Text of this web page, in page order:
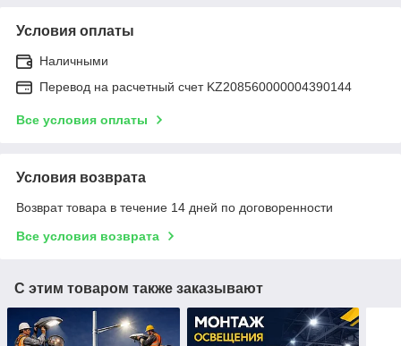
Условия оплаты
Наличными
Перевод на расчетный счет KZ208560000004390144
Все условия оплаты
Условия возврата
Возврат товара в течение 14 дней по договоренности
Все условия возврата
С этим товаром также заказывают